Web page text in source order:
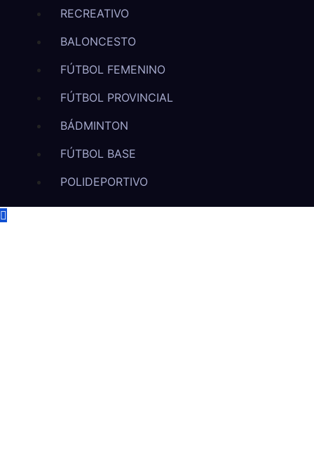
RECREATIVO
BALONCESTO
FÚTBOL FEMENINO
FÚTBOL PROVINCIAL
BÁDMINTON
FÚTBOL BASE
POLIDEPORTIVO